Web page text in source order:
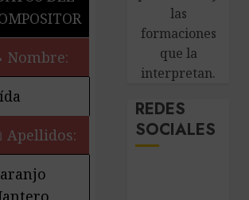
Nombre:
Apellidos:
las
formaciones
que la
interpretan.
REDES
SOCIALES